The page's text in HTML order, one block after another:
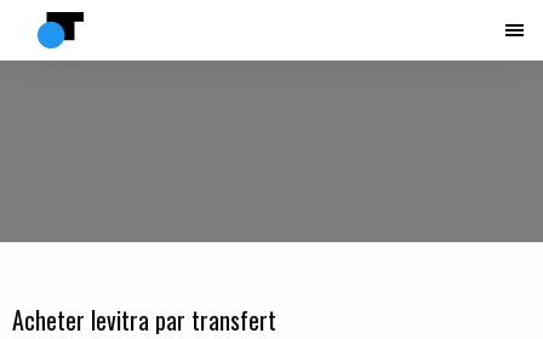
Acheter levitra par transfert